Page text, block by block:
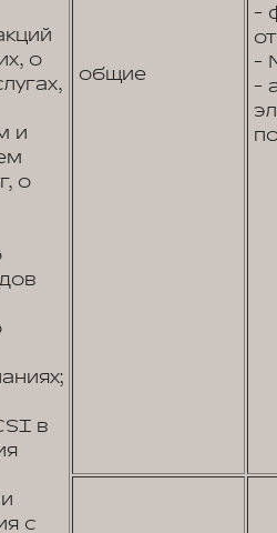
о
и
о
в
с
общие
-
-
-